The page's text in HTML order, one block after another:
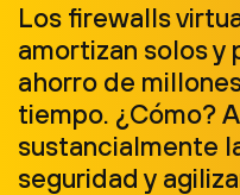
Los firewalls
amortizan solos y
ahorro de
tiempo. ¿Cómo?
sustancialmente
seguridad y